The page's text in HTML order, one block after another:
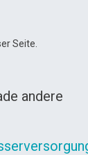
Seite.
andere